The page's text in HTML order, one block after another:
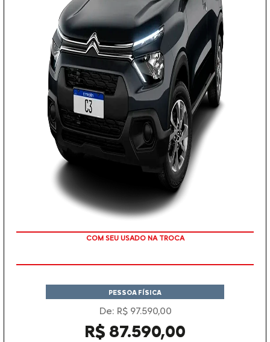
TAXA ZERO
PESSOA FÍSICA
De: R$ 97.590,00
R$ 87.590,00